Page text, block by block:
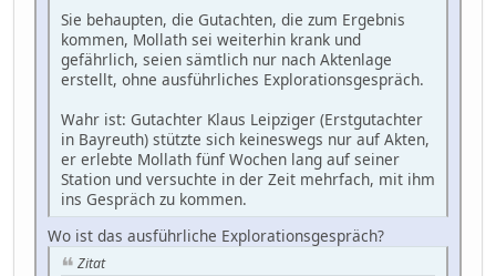
Sie behaupten, die Gutachten, die zum Ergebnis
kommen, Mollath sei weiterhin krank und
gefährlich, seien sämtlich nur nach Aktenlage
erstellt, ohne ausführliches Explorationsgespräch.
Wahr ist: Gutachter Klaus Leipziger (Erstgutachter
in Bayreuth) stützte sich keineswegs nur auf Akten,
er erlebte Mollath fünf Wochen lang auf seiner
Station und versuchte in der Zeit mehrfach, mit ihm
ins Gespräch zu kommen.
Wo ist das ausführliche Explorationsgespräch?
Zitat